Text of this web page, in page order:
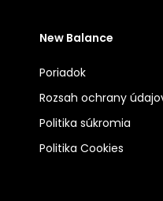
New Balance
Poriadok
Rozsah ochrany
Politika súkromia
Politika Cookies